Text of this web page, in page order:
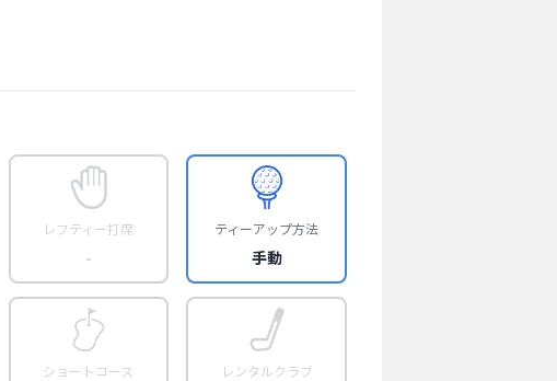
レフティー打席
-
ティーアップ方法
手動
ショートコース レンタルクラブ